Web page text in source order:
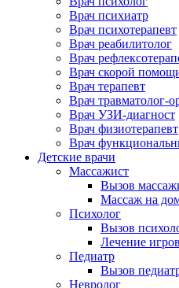
Врач психиатр
Врач психотерапевт
Врач реабилитолог
Врач
Врач скорой
Врач терапевт
Врач травматолог-
Врач УЗИ-диагност
Врач физиотерапевт
Врач
Детские врачи
Массажист
Вызов
Массаж на
Психолог
Вызов
Лечение
Педиатр
Вызов
Невролог